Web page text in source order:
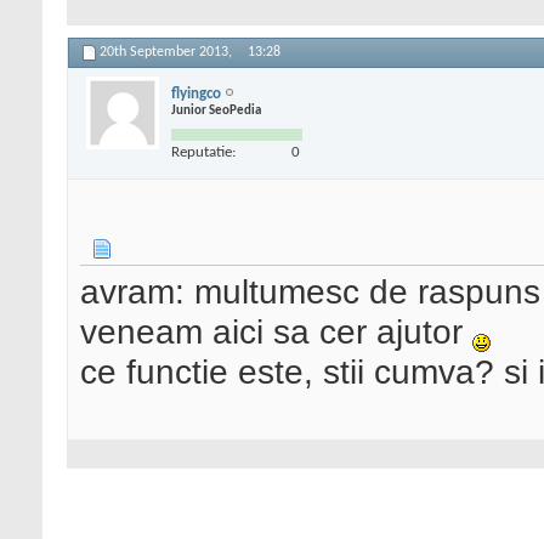
20th September 2013, 13:28
flyingco
Junior SeoPedia
Reputatie: 0
avram: multumesc de
veneam aici sa cer ajutor
ce functie este, stii cumva?